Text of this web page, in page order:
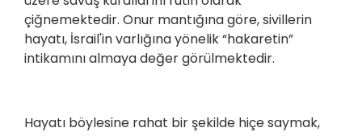
çiğnemektedir. Onur mantığına göre, sivillerin
hayatı, İsrail'in varlığına yönelik “hakaretin”
intikamını almaya değer görülmektedir.
Hayatı böylesine rahat bir şekilde hiçe saymak,